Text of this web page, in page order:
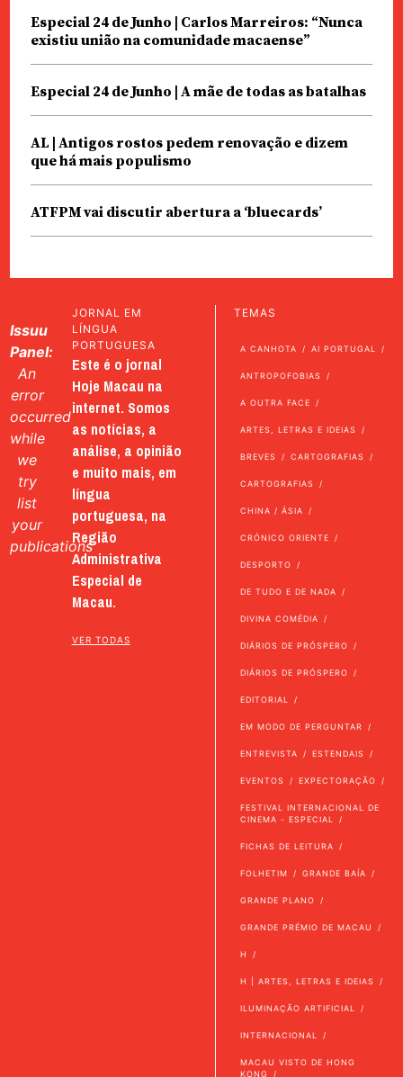
Especial 24 de Junho | Carlos Marreiros: “Nunca
existiu união na comunidade macaense”
Especial 24 de Junho | A mãe de todas as batalhas
AL | Antigos rostos pedem renovação e dizem
que há mais populismo
ATFPM vai discutir abertura a ‘bluecards’
Issuu
Panel:
An
error
occurred
while
we
try
list
your
publications
JORNAL EM
LÍNGUA
PORTUGUESA
Este é o jornal
Hoje Macau na
internet. Somos
as notícias, a
análise, a opinião
e muito mais, em
língua
portuguesa, na
Região
Administrativa
Especial de
Macau.
VER TODAS
TEMAS
A CANHOTA AI PORTUGAL
ANTROPOFOBIAS
A OUTRA FACE
ARTES, LETRAS E IDEIAS
BREVES CARTOGRAFIAS
CARTOGRAFIAS
CHINA / ÁSIA
CRÓNICO ORIENTE
DESPORTO
DE TUDO E DE NADA
DIVINA COMÉDIA
DIÁRIOS DE PRÓSPERO
DIÁRIOS DE PRÓSPERO
EDITORIAL
EM MODO DE PERGUNTAR
ENTREVISTA ESTENDAIS
EVENTOS EXPECTORAÇÃO
FESTIVAL INTERNACIONAL DE
CINEMA - ESPECIAL
FICHAS DE LEITURA
FOLHETIM GRANDE BAÍA
GRANDE PLANO
GRANDE PRÉMIO DE MACAU
H
H | ARTES, LETRAS E IDEIAS
ILUMINAÇÃO ARTIFICIAL
INTERNACIONAL
MACAU VISTO DE HONG
KONG